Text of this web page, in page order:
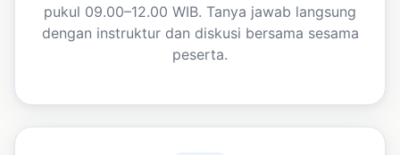
pukul 09.00–12.00 WIB. Tanya jawab langsung
dengan instruktur dan diskusi bersama sesama
peserta.